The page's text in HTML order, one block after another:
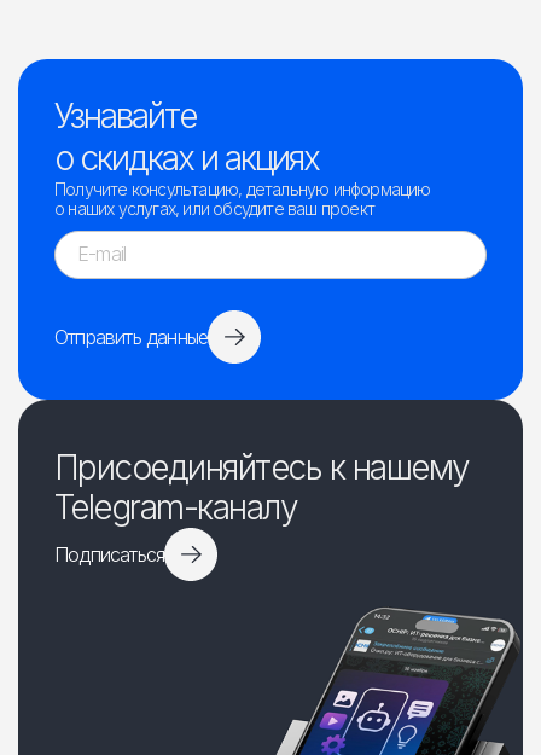
Узнавайте
о скидках и акциях
Получите консультацию, детальную информацию
о наших услугах, или обсудите ваш проект
Отправить данные
Присоединяйтесь к нашему
Telegram-каналу
Подписаться